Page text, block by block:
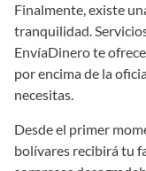
Finalmente, existe
tranquilidad.
EnvíaDinero te
por encima de la
necesitas.
Desde el primer
bolívares recibirá tu